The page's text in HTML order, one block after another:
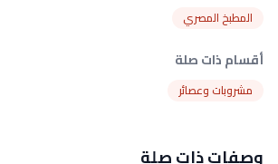
المطبخ المصري
أقسام ذات صلة
مشروبات وعصائر
وصفات ذات صلة